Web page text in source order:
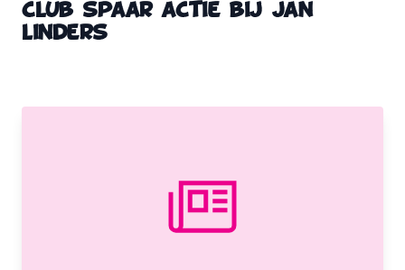
Club Spaar Actie bij Jan
Linders